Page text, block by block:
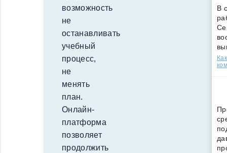
возможность
не
останавливать
учебный
процесс,
не
менять
план.
Онлайн-
платформа
позволяет
продолжить
В